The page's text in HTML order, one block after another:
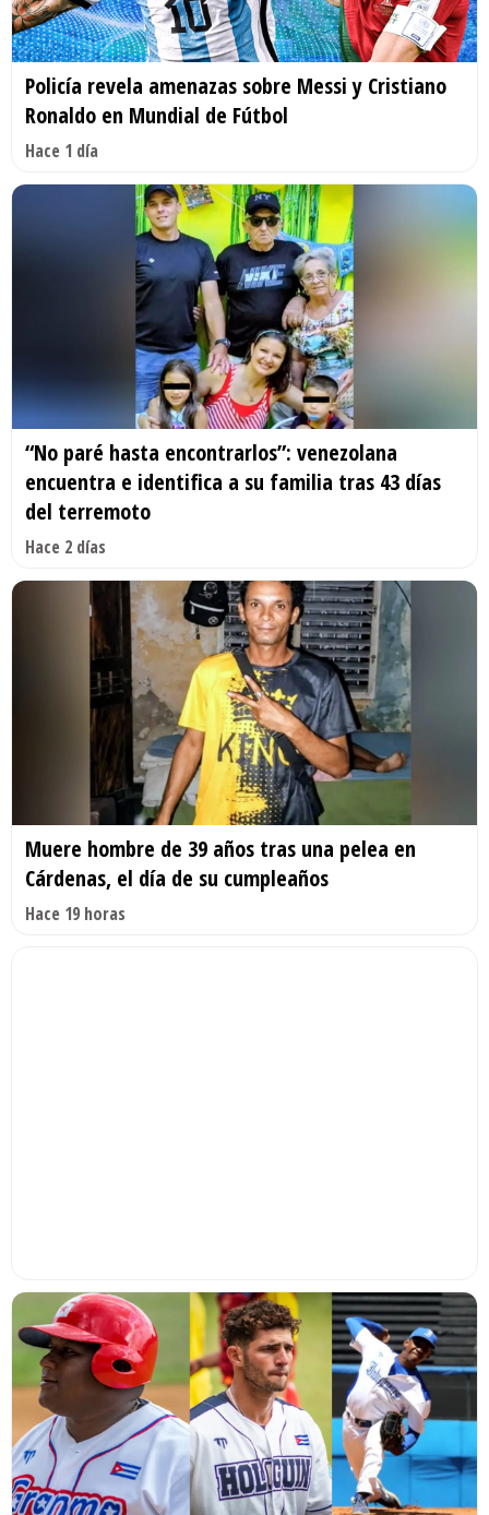
Policía revela amenazas sobre Messi y Cristiano
Ronaldo en Mundial de Fútbol
Hace 1 día
“No paré hasta encontrarlos”: venezolana
encuentra e identifica a su familia tras 43 días
del terremoto
Hace 2 días
Muere hombre de 39 años tras una pelea en
Cárdenas, el día de su cumpleaños
Hace 19 horas